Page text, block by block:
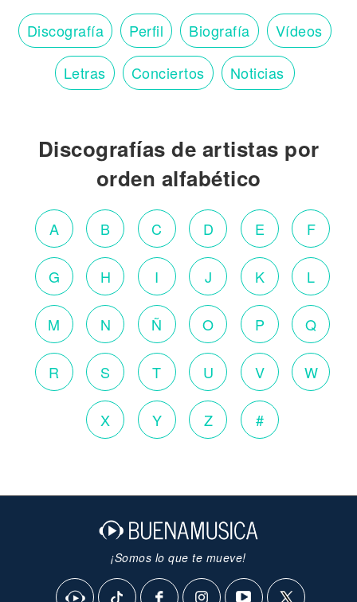
Discografía Perfil Biografía Vídeos
Letras Conciertos Noticias
Discografías de artistas por
orden alfabético
A B C D E F
G H I J K L
M N Ñ O P Q
R S T U V W
X Y Z #
¡Somos lo que te mueve!